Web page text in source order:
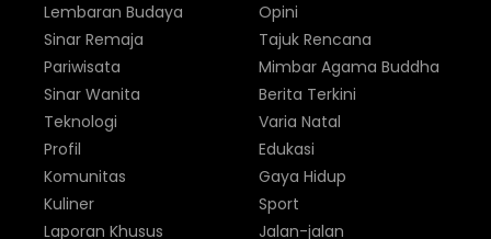
Lembaran Budaya
Sinar Remaja
Pariwisata
Sinar Wanita
Opini
Tajuk Rencana
Mimbar Agama Buddha
Berita Terkini
Teknologi
Profil
Komunitas
Kuliner
Laporan Khusus
Varia Natal
Edukasi
Gaya Hidup
Sport
Jalan-jalan